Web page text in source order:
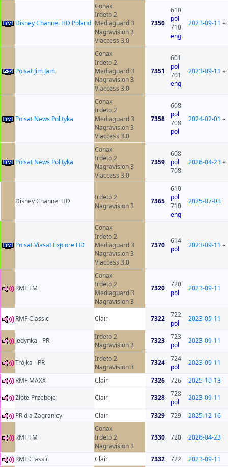
Disney Channel HD Poland
Conax
Irdeto 2
Mediaguard 3
Nagravision 3
Viaccess 3.0
7350
610
pol
710
eng
2023-09-11 +
Polsat Jim Jam
Conax
Irdeto 2
Mediaguard 3
Nagravision 3
Viaccess 3.0
7351
601
pol
701
eng
2023-09-11 +
Polsat News Polityka
Conax
Irdeto 2
Mediaguard 3
Nagravision 3
Viaccess 3.0
7358
608
pol
708
pol
2024-02-01 +
Polsat News Polityka
Conax
Irdeto 2
Nagravision 3
Viaccess 3.0
7359
608
pol
708
2026-04-23+
Disney Channel HD
Irdeto 2
Nagravision 3
7365
610
pol
710
eng
2025-07-03
Polsat Viasat Explore HD
Conax
Irdeto 2
Mediaguard 3
Nagravision 3
Viaccess 3.0
7370
614
pol
2023-09-11 +
RMF FM
Conax
Irdeto 2
Mediaguard 3
Nagravision 3
7320
720
pol
2023-09-11
RMF Classic Clair 7322
722
pol
2023-09-11
Jedynka - PR
Irdeto 2
Nagravision 3
7323
723
pol
2023-09-11
Trójka - PR
Irdeto 2
Nagravision 3
7324
724
pol
2023-09-11
RMF MAXX Clair 7326 726
2025-10-13
Zlote Przeboje
Clair 7328
728
pol
2023-09-11
PR dla Zagranicy Clair 7329 729 2025-12-16
RMF FM
Conax
Irdeto 2
Nagravision 3
7330 720 2026-04-23
RMF Classic Clair 7332 722
2023-09-11